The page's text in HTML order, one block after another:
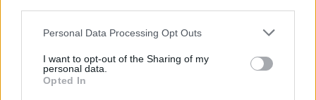
Personal Data Processing Opt Outs
I want to opt-out of the Sharing of my
personal data.
Opted In